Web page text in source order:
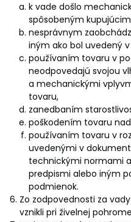
k vade došlo
spôsobeným
nesprávnym
iným ako bol uvedený
používaním tovaru v
neodpovedajú svojou
a mechanickými
tovaru,
zanedbaním
poškodením tovaru
používaním tovaru v
uvedenými v
technickými normami
predpismi alebo iným
podmienok.
Zo zodpovednosti za
vznikli pri živelnej